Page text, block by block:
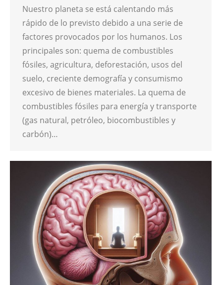
Nuestro planeta se está calentando más
rápido de lo previsto debido a una serie de
factores provocados por los humanos. Los
principales son: quema de combustibles
fósiles, agricultura, deforestación, usos del
suelo, creciente demografía y consumismo
excesivo de bienes materiales. La quema de
combustibles fósiles para energía y transporte
(gas natural, petróleo, biocombustibles y
carbón)…